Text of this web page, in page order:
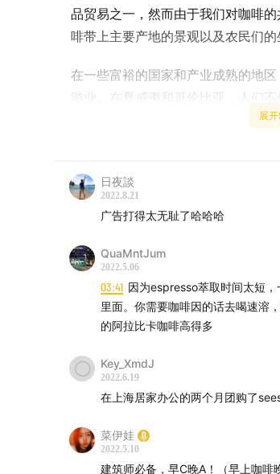
品贸易之一，然而由于我们对咖啡
啡带上主要产地的景观以及农民们的
在一些富裕的国家和产业成熟的地
游业。在夏威夷和哥伦比亚，人们
更能在咖啡田间，亲自体验咖啡种
单价的千分之一。而相似的贸易公
全球化让我们每个人的消费行为和
能让大家更了解手中的这杯咖啡。
|合作品牌
Seesaw 咖啡
冷萃咖啡液系列(长颈鹿/亚洲象/桂
与方式！
无添加糖」
02:47 爱上咖啡的故事
在夏威夷参观科纳咖啡农场
展
日夜談
2022.8.21
广告打得太无耻了哈哈哈
QuaMntJum
2022.5.06
03:41 因为espresso萃取时间太短
里面。你需要咖啡因的话去喝速溶
的阿拉比卡咖啡高得多
Key_XmdJ
2022.6.19
在上海居家办公的两个月团购了
菜伊娃
2022.5.10
建筑师必备，早C晚A！（早上咖啡